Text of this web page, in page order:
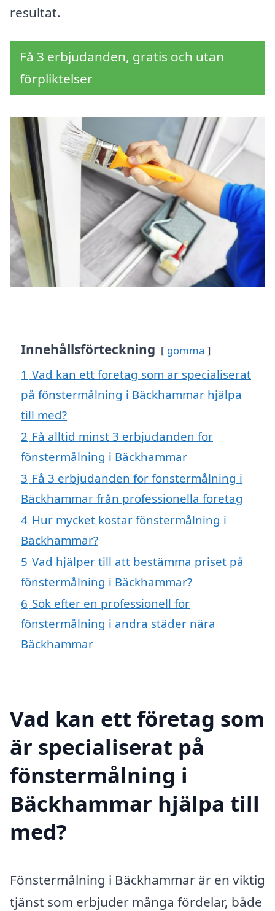
resultat.
Få 3 erbjudanden, gratis och utan
förpliktelser
Innehållsförteckning gömma
1 Vad kan ett företag som är specialiserat
på fönstermålning i Bäckhammar hjälpa
till med?
2 Få alltid minst 3 erbjudanden för
fönstermålning i Bäckhammar
3 Få 3 erbjudanden för fönstermålning i
Bäckhammar från professionella företag
4 Hur mycket kostar fönstermålning i
Bäckhammar?
5 Vad hjälper till att bestämma priset på
fönstermålning i Bäckhammar?
6 Sök efter en professionell för
fönstermålning i andra städer nära
Bäckhammar
Vad kan ett företag som
är specialiserat på
fönstermålning i
Bäckhammar hjälpa till
med?
Fönstermålning i Bäckhammar är en viktig
tjänst som erbjuder många fördelar, både